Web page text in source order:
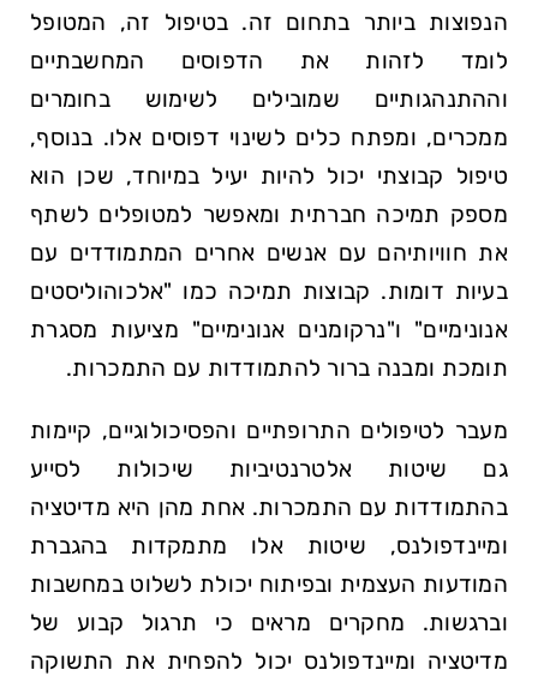
הנפוצות ביותר בתחום זה. בטיפול זה, המטופל
לומד לזהות את הדפוסים המחשבתיים
וההתנהגותיים שמובילים לשימוש בחומרים
ממכרים, ומפתח כלים לשינוי דפוסים אלו. בנוסף,
טיפול קבוצתי יכול להיות יעיל במיוחד, שכן הוא
מספק תמיכה חברתית ומאפשר למטופלים לשתף
את חוויותיהם עם אנשים אחרים המתמודדים עם
בעיות דומות. קבוצות תמיכה כמו "אלכוהוליסטים
אנונימיים" ו"נרקומנים אנונימיים" מציעות מסגרת
תומכת ומבנה ברור להתמודדות עם התמכרות.
מעבר לטיפולים התרופתיים והפסיכולוגיים, קיימות
גם שיטות אלטרנטיביות שיכולות לסייע
בהתמודדות עם התמכרות. אחת מהן היא מדיטציה
ומיינדפולנס, שיטות אלו מתמקדות בהגברת
המודעות העצמית ובפיתוח יכולת לשלוט במחשבות
וברגשות. מחקרים מראים כי תרגול קבוע של
מדיטציה ומיינדפולנס יכול להפחית את התשוקה